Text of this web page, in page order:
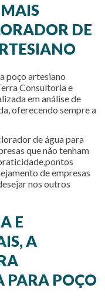
DE
poço artesiano
Consultoria e
em análise de
oferecendo sempre a
de água para
que não tenham
de empresas
nos outros
E
A
PARA POÇO